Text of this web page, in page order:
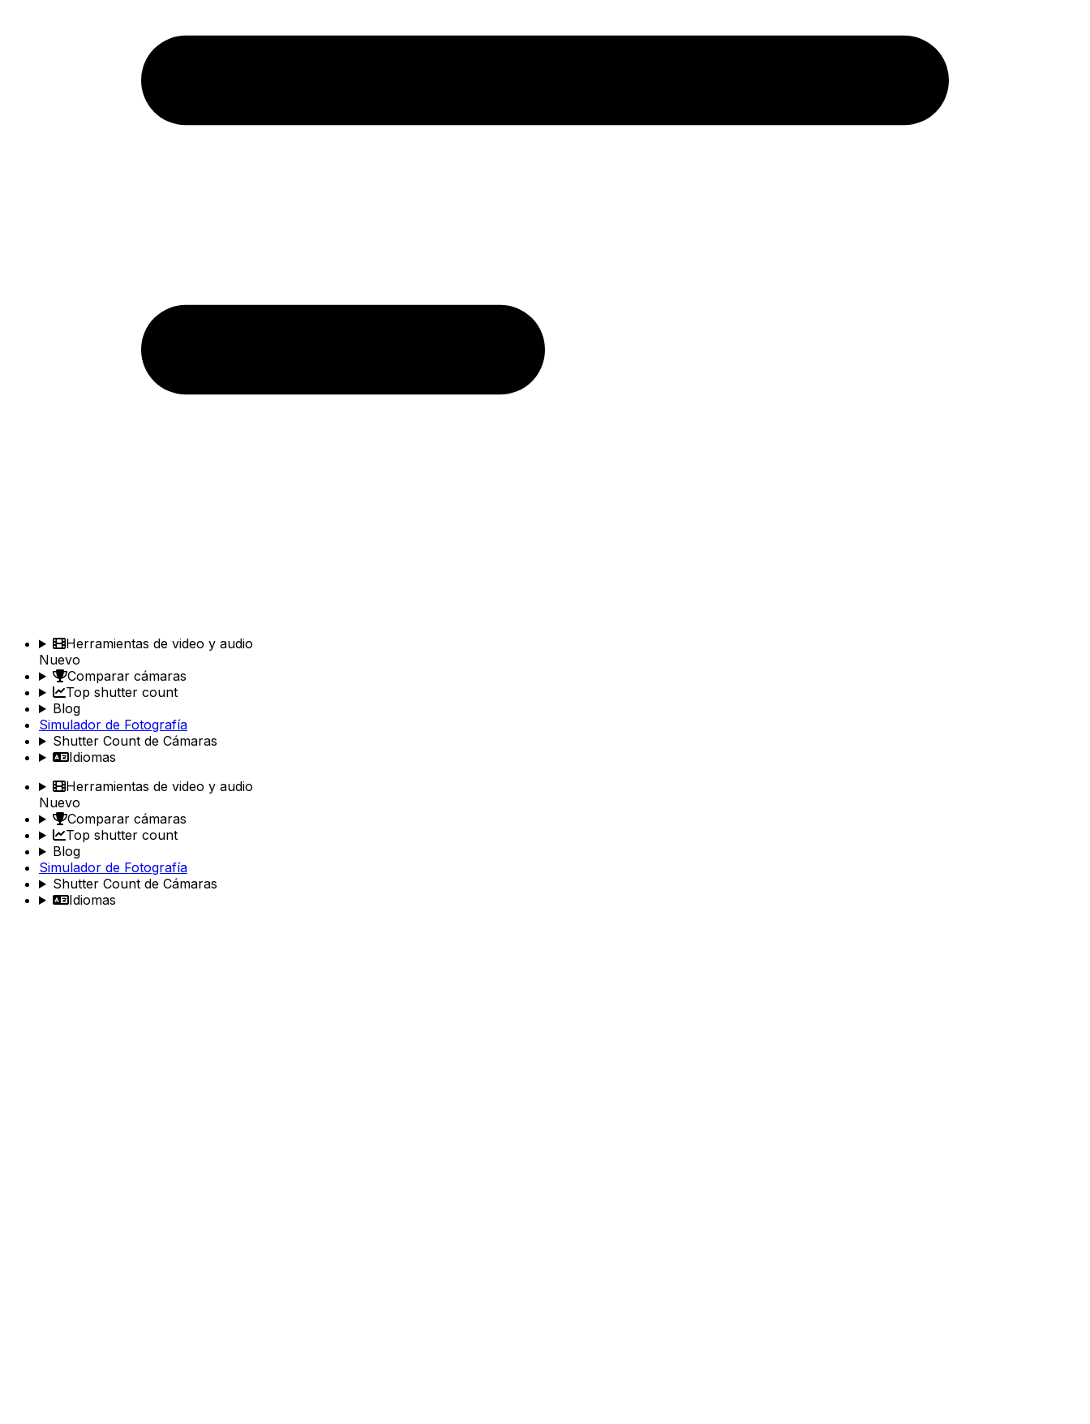
Herramientas de video y audio
Nuevo
Comparar cámaras
Top shutter count
Blog
Simulador de Fotografía
Shutter Count de Cámaras
Idiomas
Herramientas de video y audio
Nuevo
Comparar cámaras
Top shutter count
Blog
Simulador de Fotografía
Shutter Count de Cámaras
Idiomas